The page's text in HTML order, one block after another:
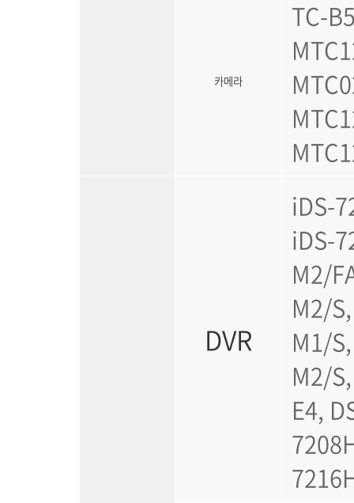
카메라
TC-
DVR
iDS-
iDS-
M2/
M2/
M1/
M2/
E4,